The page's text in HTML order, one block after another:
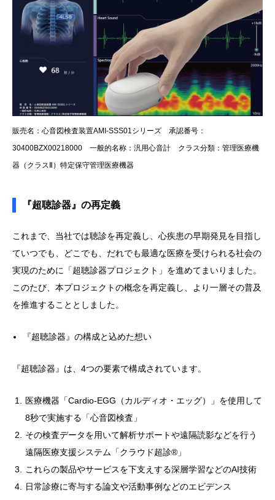
販売名：心音図検査装置AMI-SSS01シリーズ 承認番号：
30400BZX00218000 一般的名称：汎用心音計 クラス分類：管理医療機
器（クラスⅡ）特定保守管理医療機器
『超聴診器』の再定義
これまで、当社では聴診を再定義し、心疾患の早期発見を目指し
ていつでも、どこでも、だれでも最適な医療を受けられる社会の
実現のために「超聴診器プロジェクト」を進めてまいりました。
このたび、本プロジェクトの概念を再定義し、より一層その普及
を推進することとしました。
『超聴診器』の構成と込めた想い
『超聴診器』は、4つの要素で構成されています。
医療機器「Cardio-EGG（カルディオ・エッグ）」を使用して
8秒で実施する「心音図検査」
その検査データを用いて解析サポートや遠隔読影などを行う
遠隔医療支援システム「クラウド超診®」
これらの製品やサービスを下支えする深層学習などのAI技術
日常診療に寄与する論文や活動事例などのエビデンス